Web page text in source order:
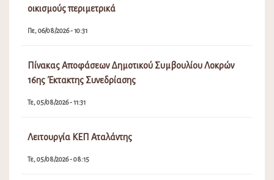
οικισμούς περιμετρικά
Πε, 06/08/2026 - 10:31
Πίνακας Αποφάσεων Δημοτικού Συμβουλίου Λοκρών
16ης Έκτακτης Συνεδρίασης
Τε, 05/08/2026 - 11:31
Λειτουργία ΚΕΠ Αταλάντης
Τε, 05/08/2026 - 08:15